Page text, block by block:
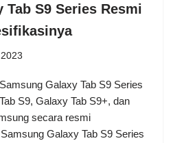
Tab S9 Series Resmi
Galaxy Tab S9 Series
S9, Galaxy Tab S9+, dan
secara resmi
Galaxy Tab S9 Series